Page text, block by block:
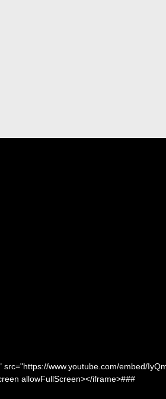
www.youtube.com/embed/
allowFullScreen></iframe>###